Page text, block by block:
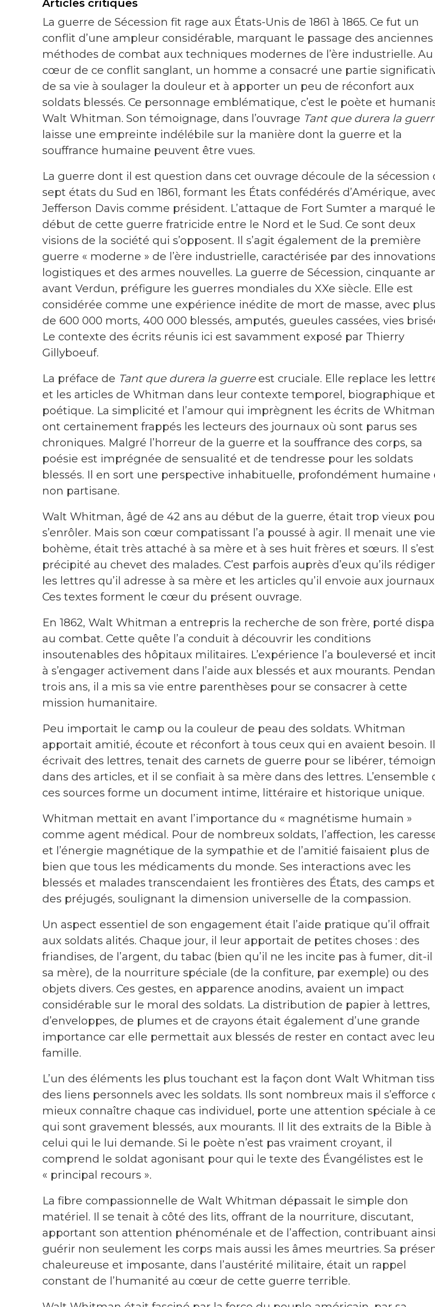
Articles critiques
La guerre de Sécession fit rage aux États-Unis de 1861 à 1865. Ce fut un
conflit d’une ampleur considérable, marquant le passage des anciennes
méthodes de combat aux techniques modernes de l’ère industrielle. Au
cœur de ce conflit sanglant, un homme a consacré une partie
de sa vie à soulager la douleur et à apporter un peu de réconfort aux
soldats blessés. Ce personnage emblématique, c’est le poète et
Walt Whitman. Son témoignage, dans l’ouvrage Tant que durera la
laisse une empreinte indélébile sur la manière dont la guerre et la
souffrance humaine peuvent être vues.
La guerre dont il est question dans cet ouvrage découle de la sécession
sept états du Sud en 1861, formant les États confédérés d’Amérique,
Jefferson Davis comme président. L’attaque de Fort Sumter a marqué le
début de cette guerre fratricide entre le Nord et le Sud. Ce sont deux
visions de la société qui s’opposent. Il s’agit également de la première
guerre « moderne » de l’ère industrielle, caractérisée par des
logistiques et des armes nouvelles. La guerre de Sécession, cinquante
avant Verdun, préfigure les guerres mondiales du XXe siècle. Elle est
considérée comme une expérience inédite de mort de masse, avec plus
de 600 000 morts, 400 000 blessés, amputés, gueules cassées, vies
Le contexte des écrits réunis ici est savamment exposé par Thierry
Gillyboeuf.
La préface de Tant que durera la guerre est cruciale. Elle replace les
et les articles de Whitman dans leur contexte temporel, biographique et
poétique. La simplicité et l’amour qui imprègnent les écrits de Whitman
ont certainement frappés les lecteurs des journaux où sont parus ses
chroniques. Malgré l’horreur de la guerre et la souffrance des corps, sa
poésie est imprégnée de sensualité et de tendresse pour les soldats
blessés. Il en sort une perspective inhabituelle, profondément humaine
non partisane.
Walt Whitman, âgé de 42 ans au début de la guerre, était trop vieux
s’enrôler. Mais son cœur compatissant l’a poussé à agir. Il menait une vie
bohème, était très attaché à sa mère et à ses huit frères et sœurs. Il s’est
précipité au chevet des malades. C’est parfois auprès d’eux qu’ils
les lettres qu’il adresse à sa mère et les articles qu’il envoie aux
Ces textes forment le cœur du présent ouvrage.
En 1862, Walt Whitman a entrepris la recherche de son frère, porté
au combat. Cette quête l’a conduit à découvrir les conditions
insoutenables des hôpitaux militaires. L’expérience l’a bouleversé et
à s’engager activement dans l’aide aux blessés et aux mourants.
trois ans, il a mis sa vie entre parenthèses pour se consacrer à cette
mission humanitaire.
Peu importait le camp ou la couleur de peau des soldats. Whitman
apportait amitié, écoute et réconfort à tous ceux qui en avaient besoin. Il
écrivait des lettres, tenait des carnets de guerre pour se libérer,
dans des articles, et il se confiait à sa mère dans des lettres. L’ensemble
ces sources forme un document intime, littéraire et historique unique.
Whitman mettait en avant l’importance du « magnétisme humain »
comme agent médical. Pour de nombreux soldats, l’affection, les
et l’énergie magnétique de la sympathie et de l’amitié faisaient plus de
bien que tous les médicaments du monde. Ses interactions avec les
blessés et malades transcendaient les frontières des États, des camps et
des préjugés, soulignant la dimension universelle de la compassion.
Un aspect essentiel de son engagement était l’aide pratique qu’il offrait
aux soldats alités. Chaque jour, il leur apportait de petites choses : des
friandises, de l’argent, du tabac (bien qu’il ne les incite pas à fumer, dit-il
sa mère), de la nourriture spéciale (de la confiture, par exemple) ou des
objets divers. Ces gestes, en apparence anodins, avaient un impact
considérable sur le moral des soldats. La distribution de papier à lettres,
d’enveloppes, de plumes et de crayons était également d’une grande
importance car elle permettait aux blessés de rester en contact avec
famille.
L’un des éléments les plus touchant est la façon dont Walt Whitman
des liens personnels avec les soldats. Ils sont nombreux mais il s’efforce
mieux connaître chaque cas individuel, porte une attention spéciale à
qui sont gravement blessés, aux mourants. Il lit des extraits de la Bible à
celui qui le lui demande. Si le poète n’est pas vraiment croyant, il
comprend le soldat agonisant pour qui le texte des Évangélistes est le
« principal recours ».
La fibre compassionnelle de Walt Whitman dépassait le simple don
matériel. Il se tenait à côté des lits, offrant de la nourriture, discutant,
apportant son attention phénoménale et de l’affection, contribuant
guérir non seulement les corps mais aussi les âmes meurtries. Sa
chaleureuse et imposante, dans l’austérité militaire, était un rappel
constant de l’humanité au cœur de cette guerre terrible.